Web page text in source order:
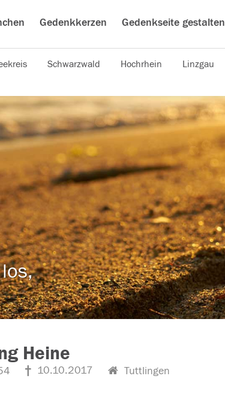
Gedenkkerzen Gedenkseite gestalten
Schwarzwald Hochrhein Linzgau
Heine
10.10.2017 Tuttlingen